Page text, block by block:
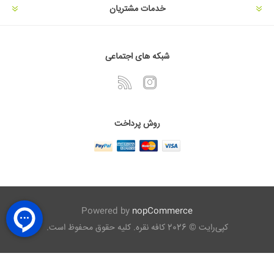
خدمات مشتریان
شبکه های اجتماعی
روش پرداخت
Powered by nopCommerce
کپی‌رایت © 2026 کافه نقره. کلیه حقوق محفوظ است.